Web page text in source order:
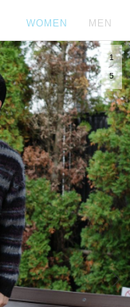
WOMEN MEN
1
5